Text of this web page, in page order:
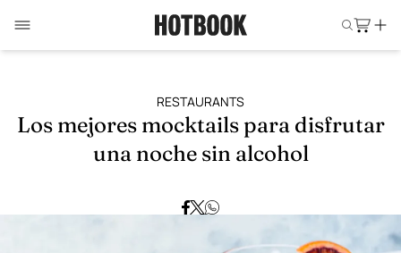
RESTAURANTS
Los mejores mocktails para disfrutar
una noche sin alcohol